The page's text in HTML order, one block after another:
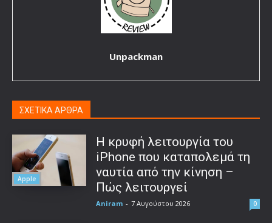
Unpackman
ΣΧΕΤΙΚΑ ΑΡΘΡΑ
Apple
Η κρυφή λειτουργία του
iPhone που καταπολεμά τη
ναυτία από την κίνηση –
Πώς λειτουργεί
Aniram - 7 Αυγούστου 2026 0